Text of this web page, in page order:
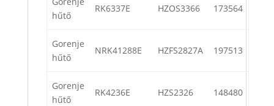
hűtő
RK6337E HZOS3366 173564
Gorenje
hűtő
NRK41288E HZFS2827A 197513
Gorenje
hűtő
RK4236E HZS2326 148480